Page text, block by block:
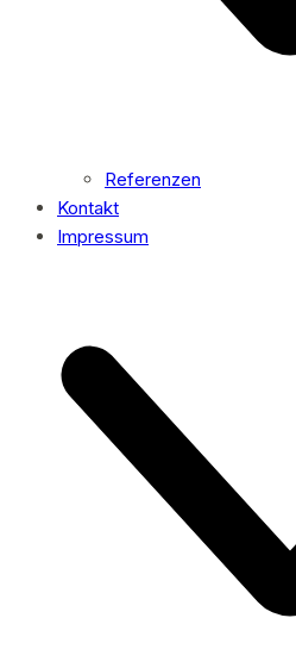
Referenzen
Kontakt
Impressum